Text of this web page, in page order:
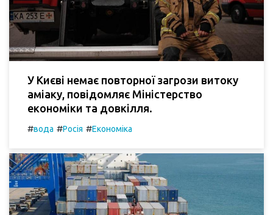
У Києві немає повторної загрози витоку
аміаку, повідомляє Міністерство
економіки та довкілля.
#вода #Росія #Економіка